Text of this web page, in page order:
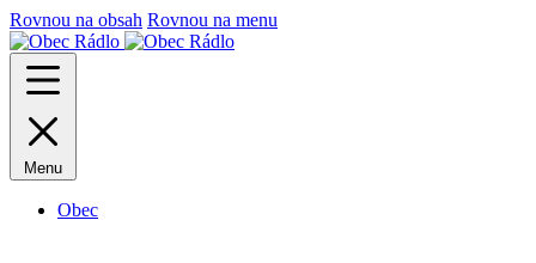
Rovnou na obsah Rovnou na menu
Menu
Obec